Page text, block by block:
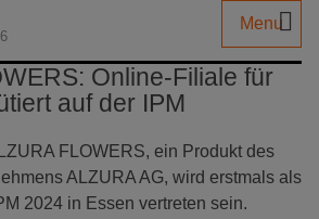
Menu
Online-Filiale für
auf der IPM
FLOWERS, ein Produkt des
ALZURA AG, wird erstmals als
2024 in Essen vertreten sein.